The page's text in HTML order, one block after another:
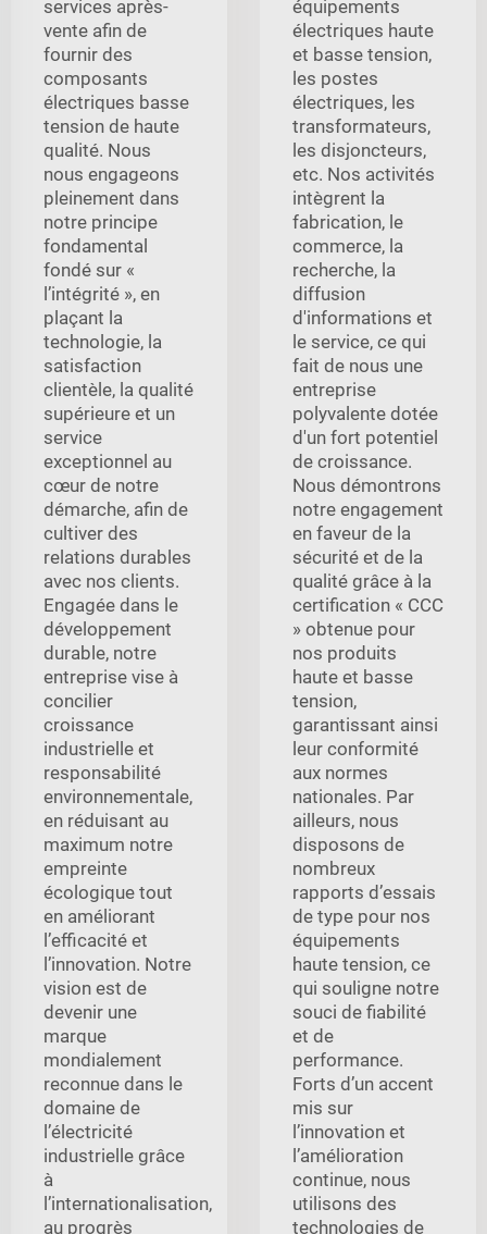
services après-
vente afin de
fournir des
composants
électriques basse
tension de haute
qualité. Nous
nous engageons
pleinement dans
notre principe
fondamental
fondé sur «
l’intégrité », en
plaçant la
technologie, la
satisfaction
clientèle, la qualité
supérieure et un
service
exceptionnel au
cœur de notre
démarche, afin de
cultiver des
relations durables
avec nos clients.
Engagée dans le
développement
durable, notre
entreprise vise à
concilier
croissance
industrielle et
responsabilité
environnementale,
en réduisant au
maximum notre
empreinte
écologique tout
en améliorant
l’efficacité et
l’innovation. Notre
vision est de
devenir une
marque
mondialement
reconnue dans le
domaine de
l’électricité
industrielle grâce
à
l’internationalisation,
au progrès
équipements
électriques haute
et basse tension,
les postes
électriques, les
transformateurs,
les disjoncteurs,
etc. Nos activités
intègrent la
fabrication, le
commerce, la
recherche, la
diffusion
d'informations et
le service, ce qui
fait de nous une
entreprise
polyvalente dotée
d'un fort potentiel
de croissance.
Nous démontrons
notre engagement
en faveur de la
sécurité et de la
qualité grâce à la
certification « CCC
» obtenue pour
nos produits
haute et basse
tension,
garantissant ainsi
leur conformité
aux normes
nationales. Par
ailleurs, nous
disposons de
nombreux
rapports d’essais
de type pour nos
équipements
haute tension, ce
qui souligne notre
souci de fiabilité
et de
performance.
Forts d’un accent
mis sur
l’innovation et
l’amélioration
continue, nous
utilisons des
technologies de